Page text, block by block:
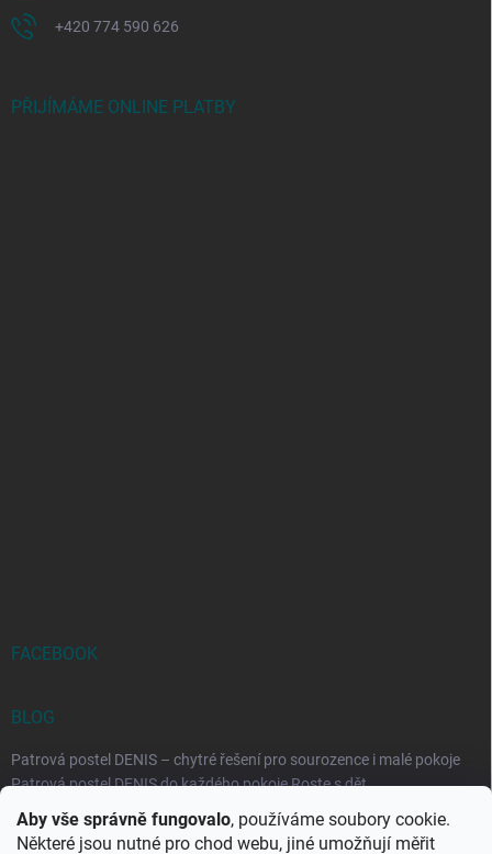
Aby vše správně fungovalo, používáme soubory cookie.
Některé jsou nutné pro chod webu, jiné umožňují měřit
+420 774 590 626
PŘIJÍMÁME ONLINE PLATBY
FACEBOOK
BLOG
Patrová postel DENIS – chytré řešení pro sourozence i malé pokoje
Patrová postel DENIS do každého pokoje Roste s dět...
Rozkládací postele RELAX – ideální řešení pro malé prostory i
každodenní spaní